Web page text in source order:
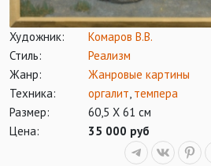
Художник:
Комаров В.В.
Стиль:
Реализм
Жанр:
Жанровые картины
Техника:
оргалит, темпера
Размер:
60,5 Х 61 см
Цена:
35 000 руб